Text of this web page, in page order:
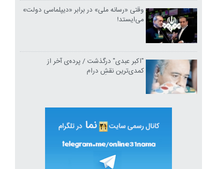
وقتی «رسانه ملی» در برابر «دیپلماسی دولت»
می‌ایستد!
"اکبر عبدی" درگذشت / پرده‌ی آخر از
کمدی‌ترین نقشِ درام